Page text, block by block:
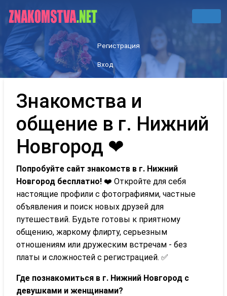
Регистрация
Вход
Знакомства и
общение в г. Нижний
Новгород ❤
Попробуйте сайт знакомств в г. Нижний
Новгород бесплатно! ❤️ Откройте для себя
настоящие профили с фотографиями, частные
объявления и поиск новых друзей для
путешествий. Будьте готовы к приятному
общению, жаркому флирту, серьезным
отношениям или дружеским встречам - без
платы и сложностей с регистрацией. ✅
Где познакомиться в г. Нижний Новгород с
девушками и женщинами?